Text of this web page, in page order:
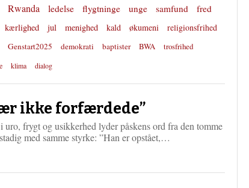
Rwanda ledelse flygtninge unge samfund
fred
kærlighed jul menighed kald økumeni
religionsfrihed
Genstart2025 demokrati baptister BWA
trosfrihed
klima dialog
ikke forfærdede”
uro, frygt og usikkerhed lyder påskens ord fra den tomme
med samme styrke: ”Han er opstået,…
m